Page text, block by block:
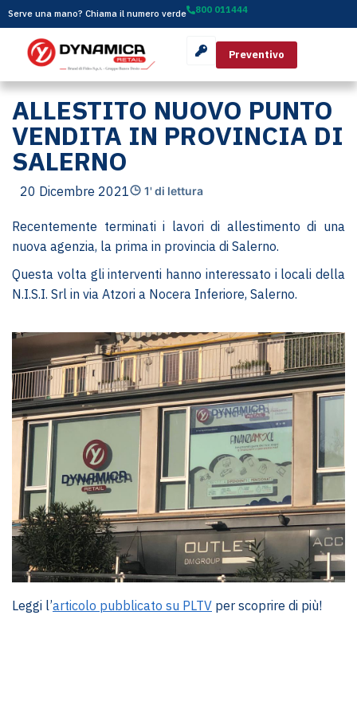
Serve una mano? Chiama il numero verde 800 011444
Preventivo
ALLESTITO NUOVO PUNTO
VENDITA IN PROVINCIA DI
SALERNO
20 Dicembre 2021 1' di lettura
Recentemente terminati i lavori di allestimento di una
nuova agenzia, la prima in provincia di Salerno.
Questa volta gli interventi hanno interessato i locali della
N.I.S.I. Srl in via Atzori a Nocera Inferiore, Salerno.
Leggi l’articolo pubblicato su PLTV per scoprire di più!